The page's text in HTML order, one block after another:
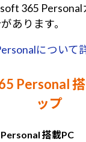
365
あります。
について
Personal
ップ
搭載PC